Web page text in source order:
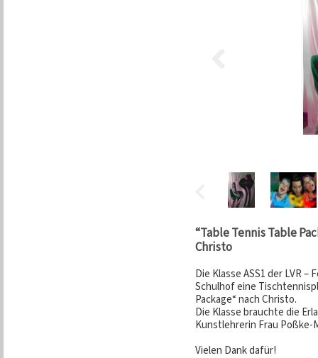
“Table Tennis Table
Christo
Die Klasse ASS1 der LVR
Schulhof eine
Package“ nach Christo.
Die Klasse brauchte die
Kunstlehrerin Frau Poßke-
Vielen Dank dafür!